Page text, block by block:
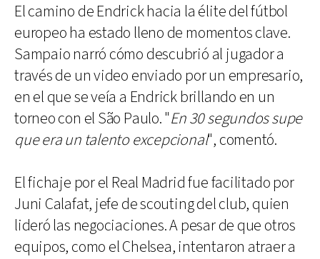
El camino de Endrick hacia la élite del fútbol
europeo ha estado lleno de momentos clave.
Sampaio narró cómo descubrió al jugador a
través de un video enviado por un empresario,
en el que se veía a Endrick brillando en un
torneo con el São Paulo. "En 30 segundos supe
que era un talento excepcional", comentó.
El fichaje por el Real Madrid fue facilitado por
Juni Calafat, jefe de scouting del club, quien
lideró las negociaciones. A pesar de que otros
equipos, como el Chelsea, intentaron atraer a